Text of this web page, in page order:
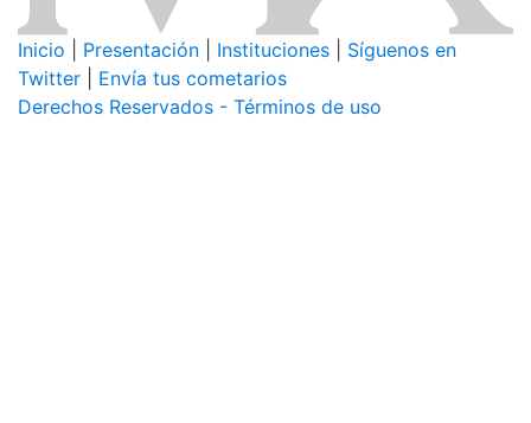
Inicio Presentación Instituciones
Síguenos en
Twitter
Envía tus cometarios
Derechos Reservados - Términos de uso